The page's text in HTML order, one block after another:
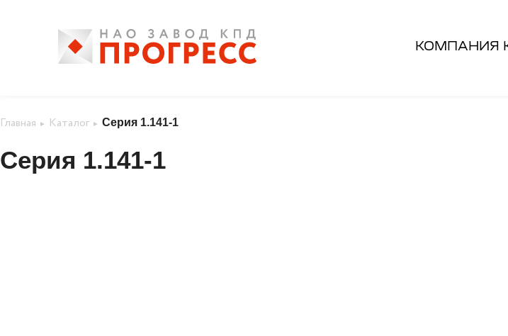
КОМПАНИЯ
будущее
Главная ► Каталог ► Серия 1.141-1
Серия 1.141-1